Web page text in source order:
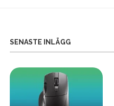
SENASTE INLÄGG